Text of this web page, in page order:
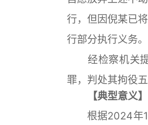
行，但因倪某已
行部分执行义务。
经检察机关提
罪，判处其拘役
【典型意义】
根据2024年12